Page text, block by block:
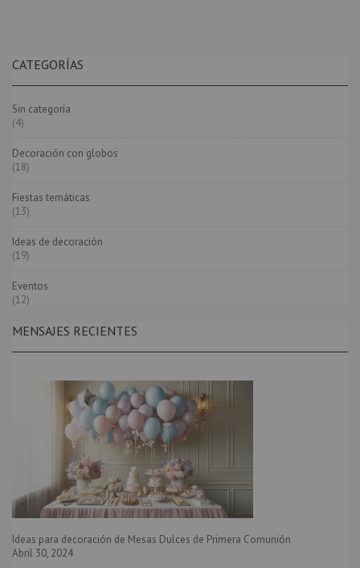
CATEGORÍAS
Sin categoría
(4)
Decoración con globos
(18)
Fiestas temáticas
(13)
Ideas de decoración
(19)
Eventos
(12)
MENSAJES RECIENTES
Ideas para decoración de Mesas Dulces de Primera Comunión
Abril 30, 2024